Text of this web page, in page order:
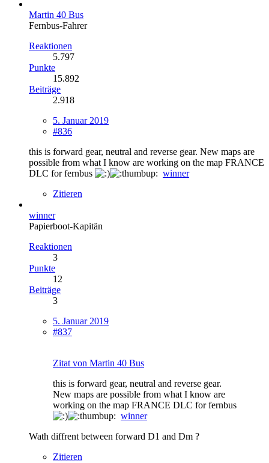
Martin 40 Bus
Fernbus-Fahrer
Reaktionen
5.797
Punkte
15.892
Beiträge
2.918
5. Januar 2019
#836
this is forward gear, neutral and reverse gear. New maps are
possible from what I know are working on the map FRANCE
DLC for fernbus
winner
Zitieren
winner
Papierboot-Kapitän
Reaktionen
3
Punkte
12
Beiträge
3
5. Januar 2019
#837
Zitat von Martin 40 Bus
this is forward gear, neutral and reverse gear.
New maps are possible from what I know are
working on the map FRANCE DLC for fernbus
winner
Wath diffrent between forward D1 and Dm ?
Zitieren